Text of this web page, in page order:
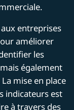
aux entreprises
améliorer
les
également
mise en place
indicateurs est
à travers des